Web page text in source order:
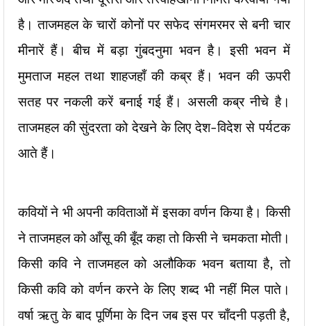
है। ताजमहल के चारों कोनों पर सफेद संगमरमर से बनी चार
मीनारें हैं। बीच में बड़ा गुंबदनुमा भवन है। इसी भवन में
मुमताज महल तथा शाहजहाँ की कब्र हैं। भवन की ऊपरी
सतह पर नकली करें बनाई गई हैं। असली कब्र नीचे है।
ताजमहल की सुंदरता को देखने के लिए देश-विदेश से पर्यटक
आते हैं।
कवियों ने भी अपनी कविताओं में इसका वर्णन किया है। किसी
ने ताजमहल को आँसू की बूँद कहा तो किसी ने चमकता मोती।
किसी कवि ने ताजमहल को अलौकिक भवन बताया है, तो
किसी कवि को वर्णन करने के लिए शब्द भी नहीं मिल पाते।
वर्षा ऋतु के बाद पूर्णिमा के दिन जब इस पर चाँदनी पड़ती है,